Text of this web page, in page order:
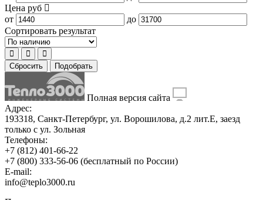
Цена руб
от
до
Сортировать результат
Сбросить Подобрать
Полная версия сайта
Адрес:
193318, Санкт-Петербург, ул. Ворошилова, д.2 лит.Е, заезд
только с ул. Зольная
Телефоны:
+7 (812) 401-66-22
+7 (800) 333-56-06 (бесплатный по России)
E-mail:
info@teplo3000.ru